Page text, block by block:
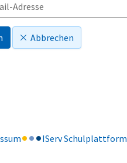
Abbrechen
IServ Schulplattform